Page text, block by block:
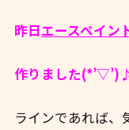
昨日エースペイン
作りました(*’▽’)♪
ラインであれば、